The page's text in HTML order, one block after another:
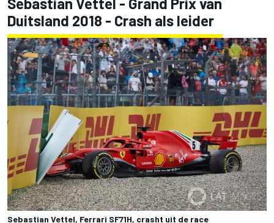
Sebastian Vettel - Grand Prix van
Duitsland 2018 - Crash als leider
Sebastian Vettel, Ferrari SF71H, crasht uit de race